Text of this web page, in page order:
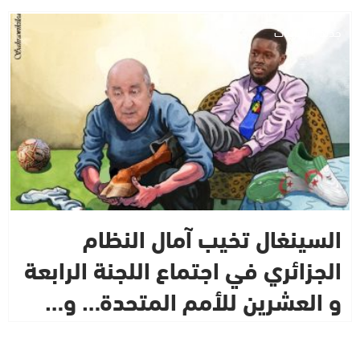
جديد التسريبات
السينغال تخيب آمال النظام
الجزائري في اجتماع اللجنة الرابعة
و العشرين للأمم المتحدة… و…